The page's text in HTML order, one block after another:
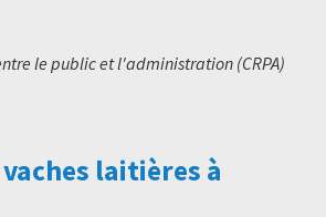
le public et l'administration (CRPA)
laitières à